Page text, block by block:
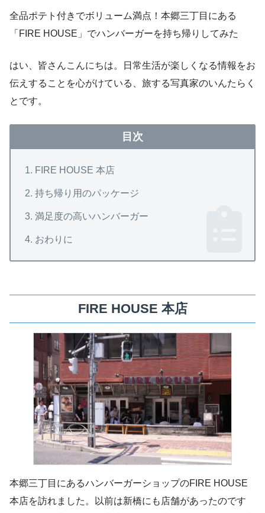
全品ポテト付きでボリューム満点！本郷三丁目にある
「FIRE HOUSE」でハンバーガーを持ち帰りしてみた
はい、皆さんこんにちは。日常生活が楽しくなる情報をお
伝えすることを心がけている、旅する写真家のいんたらく
とです。
目次
FIRE HOUSE 本店
持ち帰り用のパッケージ
満足度の高いハンバーガー
おわりに
FIRE HOUSE 本店
本郷三丁目にあるハンバーガーショップのFIRE HOUSE
本店を訪れました。以前は新橋にも店舗があったのです